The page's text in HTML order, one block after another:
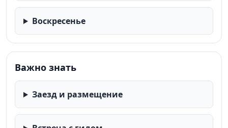
Воскресенье
Важно знать
Заезд и размещение